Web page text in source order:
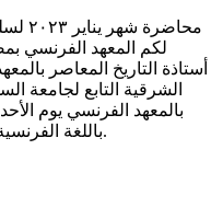
أستاذة التاريخ المعاصر
الشرقية التابع لجامعة
باللغة الفرنسية مع ترجمة فورية بالقاعة الى العربية.